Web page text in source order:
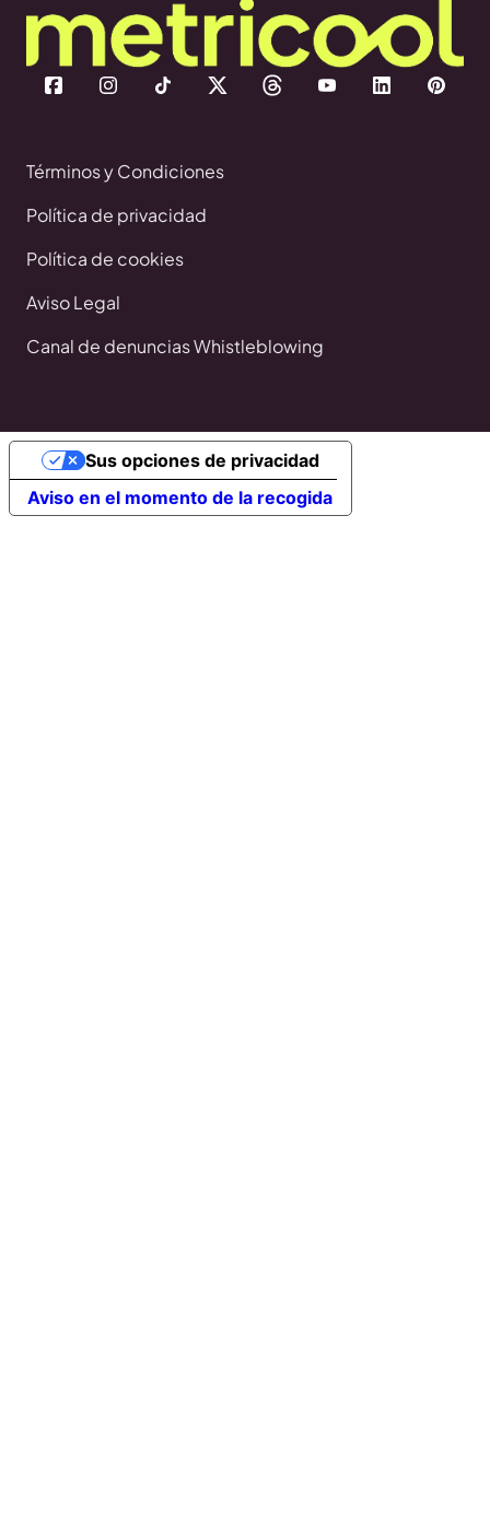
Términos y Condiciones
Política de privacidad
Política de cookies
Aviso Legal
Canal de denuncias Whistleblowing
Aviso en el momento de la recogida
Sus opciones de privacidad